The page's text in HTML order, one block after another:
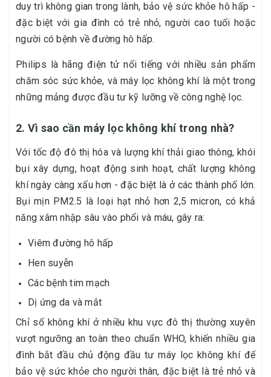
duy trì không gian trong lành, bảo vệ sức khỏe hô hấp -
đặc biệt với gia đình có trẻ nhỏ, người cao tuổi hoặc
người có bệnh về đường hô hấp.
Philips là hãng điện tử nổi tiếng với nhiều sản phẩm
chăm sóc sức khỏe, và máy lọc không khí là một trong
những mảng được đầu tư kỹ lưỡng về công nghệ lọc.
2. Vì sao cần máy lọc không khí trong nhà?
Với tốc độ đô thị hóa và lượng khí thải giao thông, khói
bụi xây dựng, hoạt động sinh hoạt, chất lượng không
khí ngày càng xấu hơn - đặc biệt là ở các thành phố lớn.
Bụi mịn PM2.5 là loại hạt nhỏ hơn 2,5 micron, có khả
năng xâm nhập sâu vào phổi và máu, gây ra:
Viêm đường hô hấp
Hen suyễn
Các bệnh tim mạch
Dị ứng da và mắt
Chỉ số không khí ở nhiều khu vực đô thị thường xuyên
vượt ngưỡng an toàn theo chuẩn WHO, khiến nhiều gia
đình bắt đầu chủ động đầu tư máy lọc không khí để
bảo vệ sức khỏe cho người thân, đặc biệt là trẻ nhỏ và